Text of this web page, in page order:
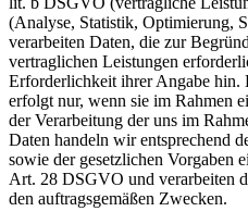
(Analyse, Statistik, Optimierung,
verarbeiten Daten, die zur
vertraglichen Leistungen
Erforderlichkeit ihrer Angabe hin.
erfolgt nur, wenn sie im Rahmen
der Verarbeitung der uns im
Daten handeln wir entsprechend
sowie der gesetzlichen Vorgaben
Art. 28 DSGVO und verarbeiten
den auftragsgemäßen Zwecken.